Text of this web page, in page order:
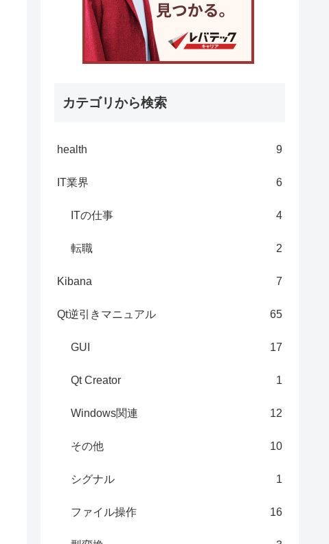
カテゴリから検索
health 9
IT業界 6
ITの仕事 4
転職 2
Kibana 7
Qt逆引きマニュアル 65
GUI 17
Qt Creator 1
Windows関連 12
その他 10
シグナル 1
ファイル操作 16